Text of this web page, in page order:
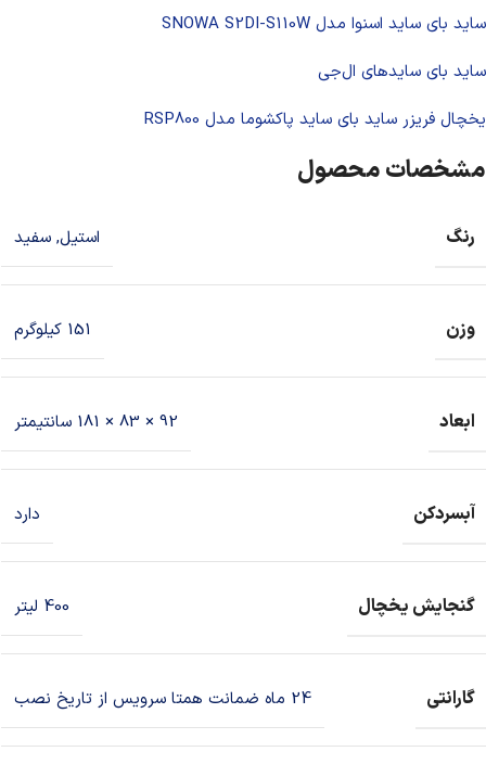
ساید بای ساید اسنوا مدل SNOWA S2DI-S110W
ساید بای سایدهای ال‌جی
یخچال فریزر ساید بای ساید پاکشوما مدل RSP800
مشخصات محصول
رنگ استیل, سفید
وزن 151 کیلوگرم
ابعاد 92 × 83 × 181 سانتیمتر
آبسردکن دارد
گنجایش یخچال 400 لیتر
گارانتی 24 ماه ضمانت همتا سرویس از تاریخ نصب